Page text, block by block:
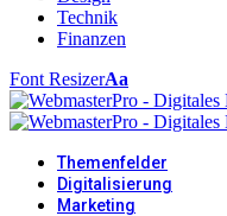
Technik
Finanzen
Font ResizerAa
Themenfelder
Digitalisierung
Marketing